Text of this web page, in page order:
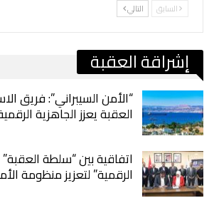
السابق التالي
إشراقة العقبة
“الأمن السيبراني”: فريق
العقبة يعزز الجاهزية
اتفاقية بين “سلطة
الرقمية” لتعزيز منظومة